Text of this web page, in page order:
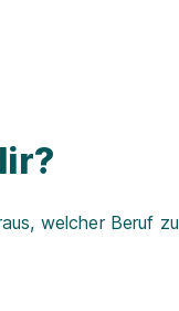
welcher Beruf zu